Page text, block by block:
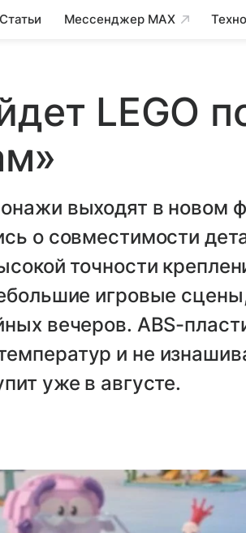
Статьи Мессенджер MAX
LEGO
выходят в новом
о совместимости
точности
игровые
вечеров. ABS-
и не
уже в августе.